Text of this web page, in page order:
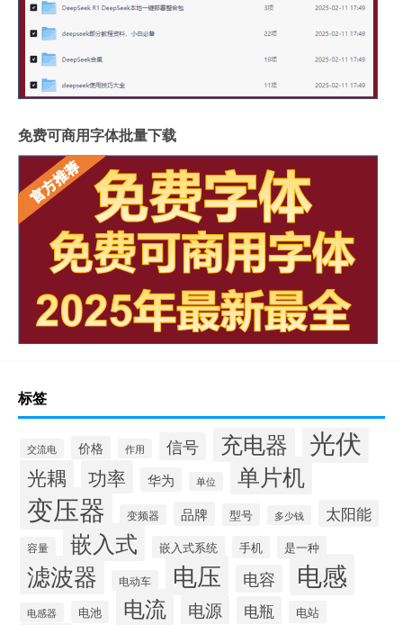
免费可商用字体批量下载
标签
交流电 价格 作用 信号 充电器 光伏
光耦 功率 华为 单位 单片机
变压器 变频器 品牌 型号 多少钱 太阳能
容量 嵌入式 嵌入式系统 手机 是一种
滤波器 电动车 电压 电容 电感
电感器 电池 电流 电源 电瓶 电站